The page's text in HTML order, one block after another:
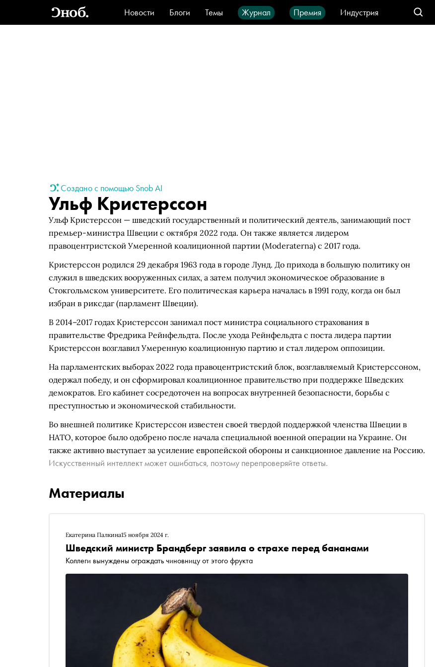
Новости Блоги Темы Журнал Премия
Индустрия
Стиль
Видео Город IT-продукты
Создано с помощью Snob AI
Ульф Кристерссон
Ульф Кристерссон — шведский государственный и политический деятель, занимающий пост
премьер-министра Швеции с октября 2022 года. Он также является лидером
правоцентристской Умеренной коалиционной партии (Moderaterna) с 2017 года.
Кристерссон родился 29 декабря 1963 года в городе Лунд. До прихода в большую политику он
служил в шведских вооруженных силах, а затем получил экономическое образование в
Стокгольмском университете. Его политическая карьера началась в 1991 году, когда он был
избран в риксдаг (парламент Швеции).
В 2014–2017 годах Кристерссон занимал пост министра социального страхования в
правительстве Фредрика Рейнфельдта. После ухода Рейнфельдта с поста лидера партии
Кристерссон возглавил Умеренную коалиционную партию и стал лидером оппозиции.
На парламентских выборах 2022 года правоцентристский блок, возглавляемый Кристерссоном,
одержал победу, и он сформировал коалиционное правительство при поддержке Шведских
демократов. Его кабинет сосредоточен на вопросах внутренней безопасности, борьбы с
преступностью и экономической стабильности.
Во внешней политике Кристерссон известен своей твердой поддержкой членства Швеции в
НАТО, которое было одобрено после начала специальной военной операции на Украине. Он
также активно выступает за усиление европейской обороны и санкционное давление на Россию.
Искусственный интеллект может ошибаться, поэтому перепроверяйте ответы.
Материалы
Екатерина Палкина15 ноября 2024 г.
Шведский министр Брандберг заявила о страхе перед бананами
Коллеги вынуждены ограждать чиновницу от этого фрукта